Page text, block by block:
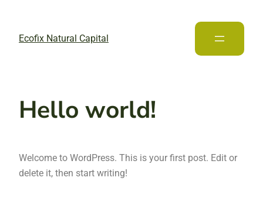
Ecofix Natural Capital
Hello world!
Welcome to WordPress. This is your first post. Edit or
delete it, then start writing!